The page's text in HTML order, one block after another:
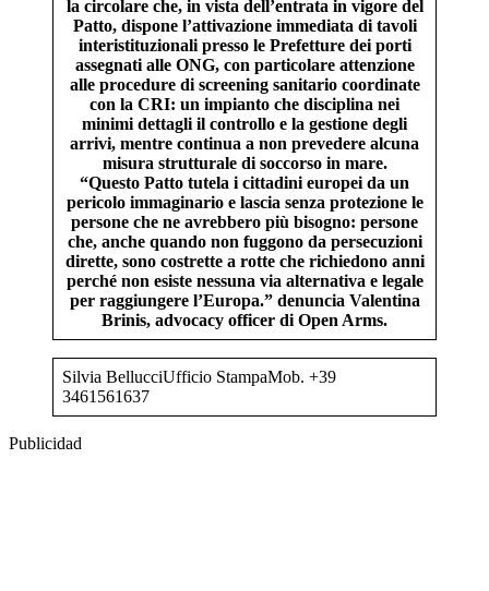
la circolare che, in vista dell’entrata in vigore del
Patto, dispone l’attivazione immediata di tavoli
interistituzionali presso le Prefetture dei porti
assegnati alle ONG, con particolare attenzione
alle procedure di screening sanitario coordinate
con la CRI: un impianto che disciplina nei
minimi dettagli il controllo e la gestione degli
arrivi, mentre continua a non prevedere alcuna
misura strutturale di soccorso in mare.
“Questo Patto tutela i cittadini europei da un
pericolo immaginario e lascia senza protezione le
persone che ne avrebbero più bisogno: persone
che, anche quando non fuggono da persecuzioni
dirette, sono costrette a rotte che richiedono anni
perché non esiste nessuna via alternativa e legale
per raggiungere l’Europa.” denuncia Valentina
Brinis, advocacy officer di Open Arms.
Silvia BellucciUfficio StampaMob. +39
3461561637
Publicidad